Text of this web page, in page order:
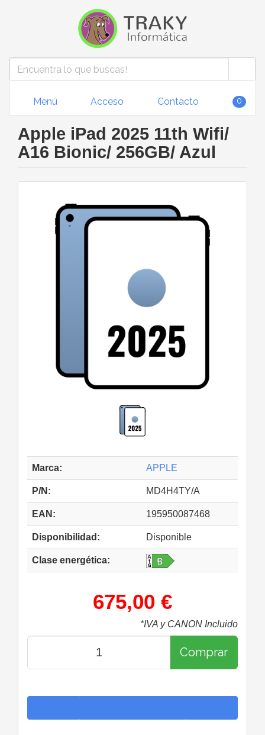
Menú Acceso Contacto 0
Apple iPad 2025 11th Wifi/
A16 Bionic/ 256GB/ Azul
Marca: APPLE
P/N: MD4H4TY/A
EAN: 195950087468
Disponibilidad: Disponible
Clase energética:
675,00 €
*IVA y CANON Incluido
Comprar